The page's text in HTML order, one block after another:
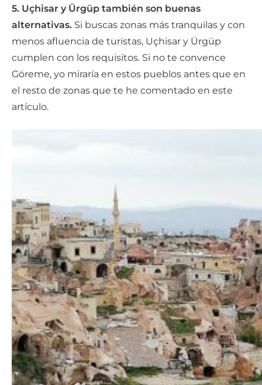
5. Uçhisar y Ürgüp también son buenas
alternativas. Si buscas zonas más tranquilas y con
menos afluencia de turistas, Uçhisar y Ürgüp
cumplen con los requisitos. Si no te convence
Göreme, yo miraría en estos pueblos antes que en
el resto de zonas que te he comentado en este
artículo.